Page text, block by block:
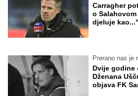
Carragher
o
djeluje kao..."
Prerano nas je
Dvije godine
Dženana
objava FK